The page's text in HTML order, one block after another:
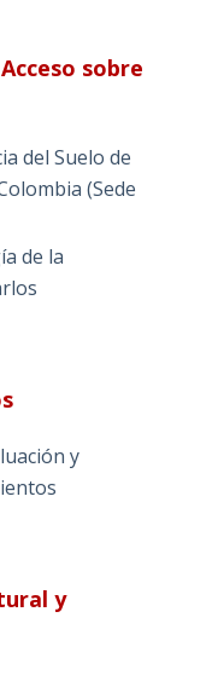
sobre
del Suelo de
(Sede
de la
y
y